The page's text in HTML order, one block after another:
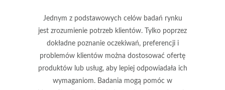
Jednym z podstawowych celów badań rynku
jest zrozumienie potrzeb klientów. Tylko poprzez
dokładne poznanie oczekiwań, preferencji i
problemów klientów można dostosować ofertę
produktów lub usług, aby lepiej odpowiadała ich
wymaganiom. Badania mogą pomóc w